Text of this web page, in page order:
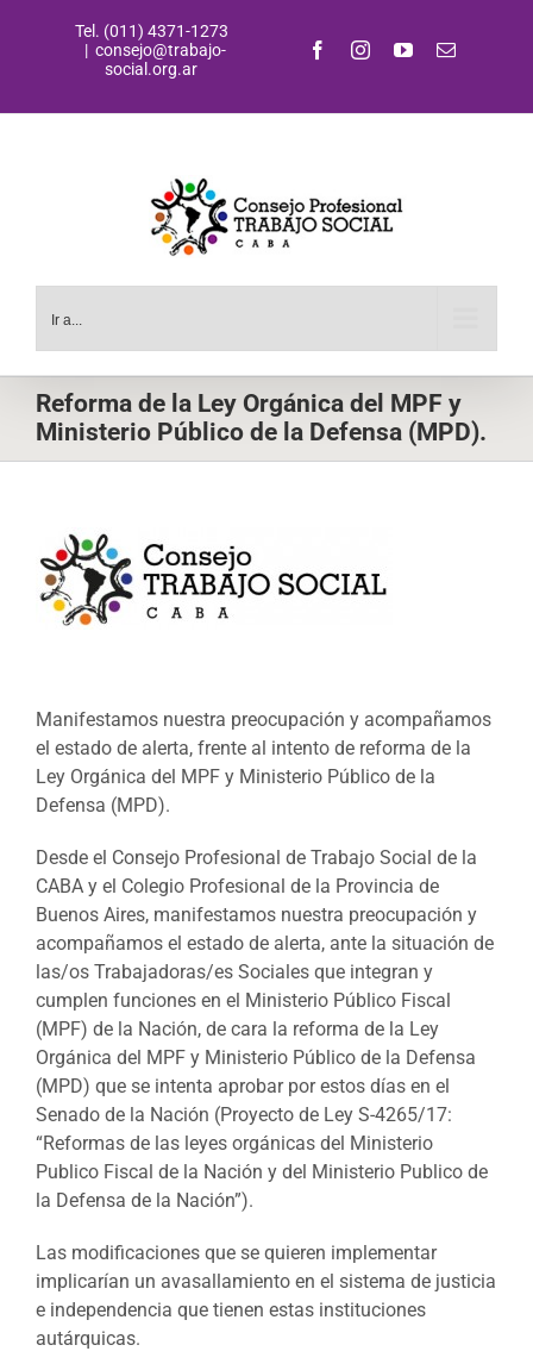
Tel. (011) 4371-1273
| consejo@trabajo-
social.org.ar
FacebookInstagramYouTubeCorreo
Ir a...
Reforma de la Ley Orgánica del MPF y
Ministerio Público de la Defensa (MPD).
Manifestamos nuestra preocupación y acompañamos
el estado de alerta, frente al intento de reforma de la
Ley Orgánica del MPF y Ministerio Público de la
Defensa (MPD).
Desde el Consejo Profesional de Trabajo Social de la
CABA y el Colegio Profesional de la Provincia de
Buenos Aires, manifestamos nuestra preocupación y
acompañamos el estado de alerta, ante la situación de
las/os Trabajadoras/es Sociales que integran y
cumplen funciones en el Ministerio Público Fiscal
(MPF) de la Nación, de cara la reforma de la Ley
Orgánica del MPF y Ministerio Público de la Defensa
(MPD) que se intenta aprobar por estos días en el
Senado de la Nación (Proyecto de Ley S-4265/17:
“Reformas de las leyes orgánicas del Ministerio
Publico Fiscal de la Nación y del Ministerio Publico de
la Defensa de la Nación”).
Las modificaciones que se quieren implementar
implicarían un avasallamiento en el sistema de justicia
e independencia que tienen estas instituciones
autárquicas.